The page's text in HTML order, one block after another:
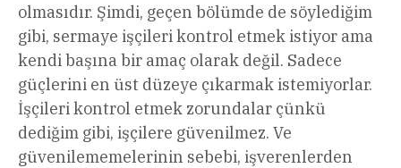
olmasıdır. Şimdi, geçen bölümde de söylediğim
gibi, sermaye işçileri kontrol etmek istiyor ama
kendi başına bir amaç olarak değil. Sadece
güçlerini en üst düzeye çıkarmak istemiyorlar.
İşçileri kontrol etmek zorundalar çünkü
dediğim gibi, işçilere güvenilmez. Ve
güvenilememelerinin sebebi, işverenlerden